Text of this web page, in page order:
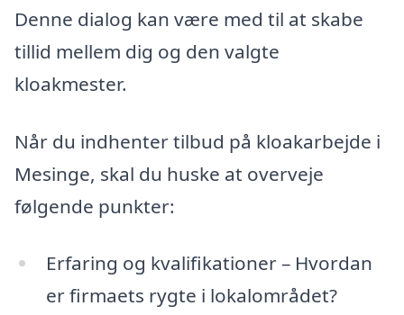
Denne dialog kan være med til at skabe
tillid mellem dig og den valgte
kloakmester.
Når du indhenter tilbud på kloakarbejde i
Mesinge, skal du huske at overveje
følgende punkter:
Erfaring og kvalifikationer – Hvordan
er firmaets rygte i lokalområdet?